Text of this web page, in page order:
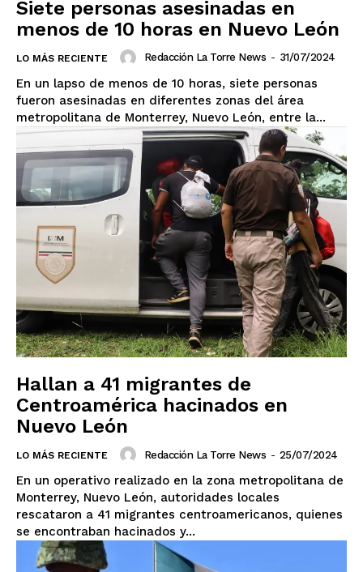
Siete personas asesinadas en
menos de 10 horas en Nuevo León
LO MÁS RECIENTE Redacción La Torre News - 31/07/2024
En un lapso de menos de 10 horas, siete personas
fueron asesinadas en diferentes zonas del área
metropolitana de Monterrey, Nuevo León, entre la...
Hallan a 41 migrantes de
Centroamérica hacinados en
Nuevo León
LO MÁS RECIENTE Redacción La Torre News - 25/07/2024
En un operativo realizado en la zona metropolitana de
Monterrey, Nuevo León, autoridades locales
rescataron a 41 migrantes centroamericanos, quienes
se encontraban hacinados y...